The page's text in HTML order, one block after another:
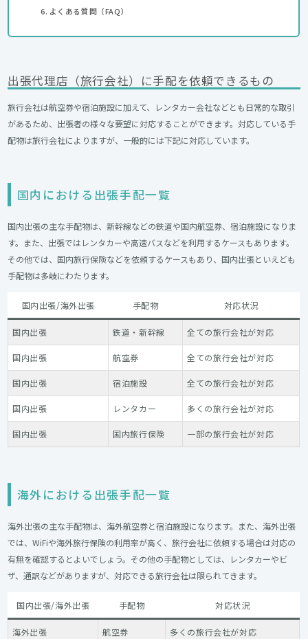
よくある質問（FAQ）
出張代理店（旅行会社）に手配を依頼できるもの
旅行会社は航空券や宿泊施設に加えて、レンタカー会社などとも日常的な取引
があるため、出張者の様々な要望に対応することができます。対応している手
配物は旅行会社によりますが、一般的には下記に対応しています。
国内における出張手配一覧
国内出張の主な手配物は、新幹線などの鉄道や国内航空券、宿泊施設になりま
す。また、出張ではレンタカーや高速バスなどを利用するケースもあります。
その他では、国内旅行保険などを依頼するケースもあり、国内出張といえども
手配物は多岐にわたります。
国内出張/海外出張 手配物 対応状況
国内出張 鉄道・新幹線 全ての旅行会社が対応
国内出張 航空券 全ての旅行会社が対応
国内出張 宿泊施設 全ての旅行会社が対応
国内出張 レンタカー 多くの旅行会社が対応
国内出張 国内旅行保険 一部の旅行会社が対応
海外における出張手配一覧
海外出張の主な手配物は、海外航空券と宿泊施設になります。また、海外出張
では、WiFiや海外旅行保険の利用率が高く、旅行会社に依頼する場合は対応の
有無を確認するとよいでしょう。その他の手配物としては、レンタカーやビ
ザ、通訳などがありますが、対応できる旅行会社は限られてきます。
国内出張/海外出張 手配物 対応状況
海外出張 航空券 多くの旅行会社が対応